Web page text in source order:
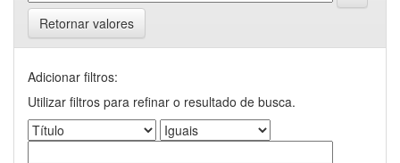
Retornar valores
Adicionar filtros:
Utilizar filtros para refinar o resultado de busca.